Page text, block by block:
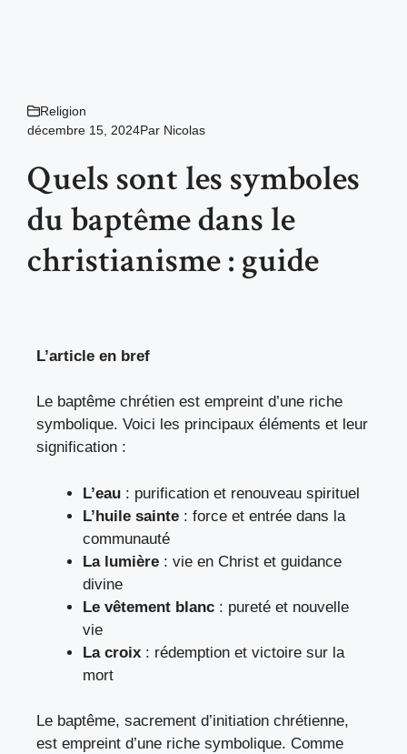
Religion
décembre 15, 2024Par Nicolas
Quels sont les symboles
du baptême dans le
christianisme : guide
L’article en bref
Le baptême chrétien est empreint d’une riche
symbolique. Voici les principaux éléments et leur
signification :
L’eau : purification et renouveau spirituel
L’huile sainte : force et entrée dans la
communauté
La lumière : vie en Christ et guidance
divine
Le vêtement blanc : pureté et nouvelle
vie
La croix : rédemption et victoire sur la
mort
Le baptême, sacrement d’initiation chrétienne,
est empreint d’une riche symbolique. Comme